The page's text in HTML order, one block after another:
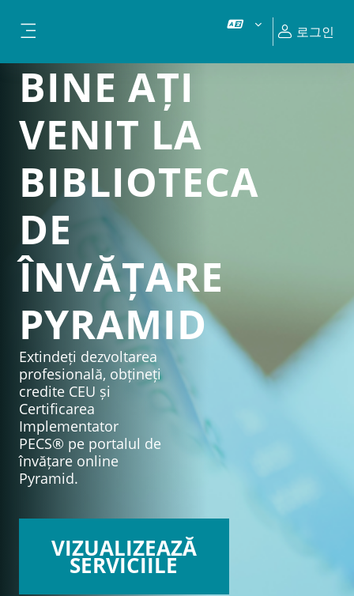
로그인
BINE AȚI
VENIT LA
BIBLIOTECA
DE
ÎNVĂȚARE
PYRAMID
Extindeți dezvoltarea
profesională, obțineți
credite CEU și
Certificarea
Implementator
PECS® pe portalul de
învățare online
Pyramid.
VIZUALIZEAZĂ
SERVICIILE